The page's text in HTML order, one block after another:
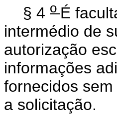
§ 4 o É
intermédio de
autorização
informações
fornecidos
a solicitação.